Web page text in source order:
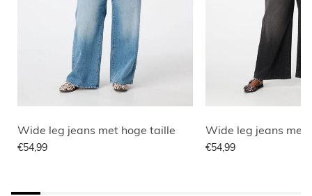
Wide leg jeans met hoge taille
€54,99
Wide leg jeans met
€54,99